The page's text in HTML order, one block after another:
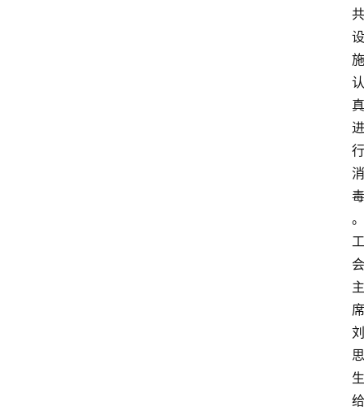
共
设
施
认
真
进
行
消
毒
。
工
会
主
席
刘
思
生
给